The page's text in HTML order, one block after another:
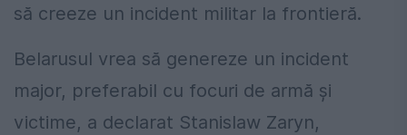
să creeze un incident militar la frontieră.
Belarusul vrea să genereze un incident
major, preferabil cu focuri de armă şi
victime, a declarat Stanislaw Zaryn,